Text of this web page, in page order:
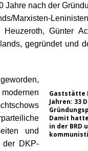
Jahre nach der
Marxisten-
Günter
gegründet und
Gaststätte
Jahren: 33
Damit
in der BRD
und
der DKP-